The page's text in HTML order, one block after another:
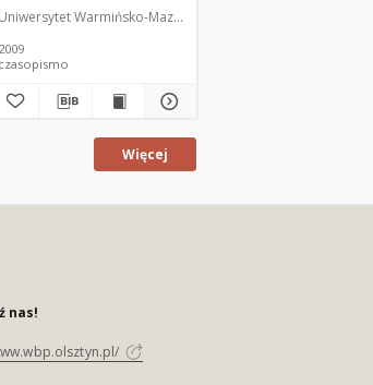
Uniwersytet Warmińsko-Mazurski
2009
czasopismo
Więcej
nas!